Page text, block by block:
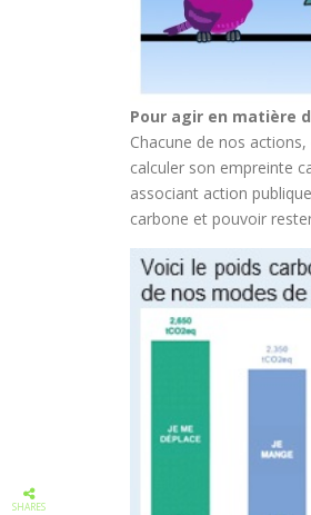
Pour agir en matière
Chacune de nos
calculer son empreinte
associant action
carbone et pouvoir
SHARES